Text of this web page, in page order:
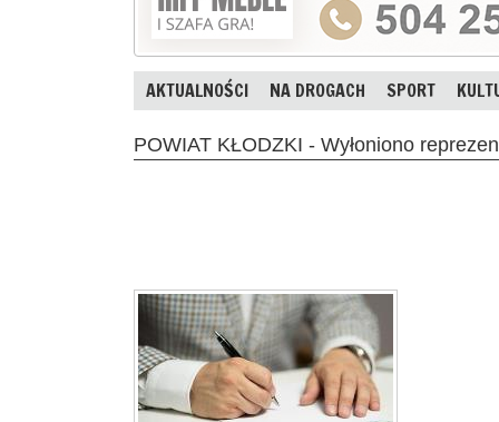
AKTUALNOŚCI NA DROGACH SPORT
POWIAT KŁODZKI - Wyłoniono